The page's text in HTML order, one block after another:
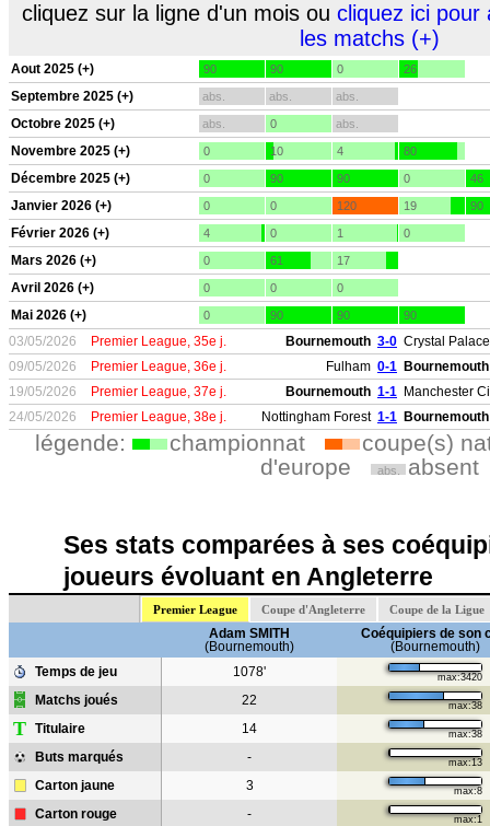
cliquez sur la ligne d'un mois ou cliquez ici pour
les matchs (+)
Aout 2025 (+) 90 90 0 26
Septembre 2025 (+) abs. abs. abs.
Octobre 2025 (+) abs. 0 abs.
Novembre 2025 (+) 0 10 4 80
Décembre 2025 (+) 0 90 90 0 46
Janvier 2026 (+) 0 0 120 19 90
Février 2026 (+) 4 0 1 0
Mars 2026 (+) 0 61 17
Avril 2026 (+) 0 0 0
Mai 2026 (+) 0 90 90 90
03/05/2026 Premier League, 35e j. Bournemouth 3-0 Crystal Palace
09/05/2026
Premier League, 36e j. Fulham 0-1 Bournemouth
19/05/2026
Premier League, 37e j. Bournemouth 1-1 Manchester
24/05/2026
Premier League, 38e j. Nottingham Forest 1-1 Bournemouth
légende: championnat
coupe(s)
d'europe
abs. absent
Ses stats comparées à ses
joueurs évoluant en Angleterre
Premier League Coupe d'Angleterre Coupe de la Ligue
Adam SMITH
(Bournemouth)
Coéquipiers de son
(Bournemouth)
Temps de jeu
1078' max:3420
Matchs joués 22 max:38
T Titulaire 14 max:38
Buts marqués - max:13
Carton jaune 3 max:8
Carton rouge - max:1